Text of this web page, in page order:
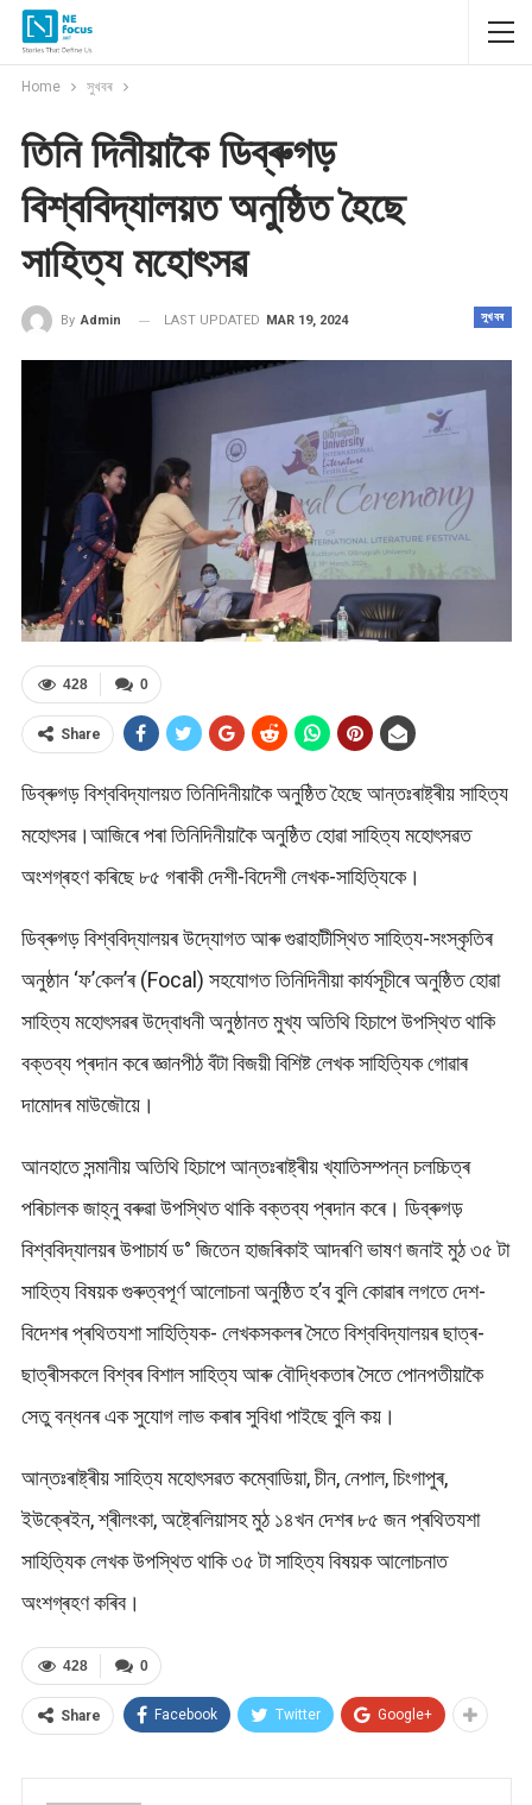
Home সুখবৰ
তিনি দিনীয়াকৈ ডিব্ৰুগড়
বিশ্ববিদ্যালয়ত অনুষ্ঠিত হৈছে
সাহিত্য মহোৎসৱ
সুখবৰ
By Admin LAST UPDATED MAR 19, 2024
0
428
Share
ডিব্ৰুগড় বিশ্ববিদ্যালয়ত তিনিদিনীয়াকৈ অনুষ্ঠিত হৈছে আন্তঃৰাষ্ট্ৰীয় সাহিত্য
মহোৎসৱ।আজিৰে পৰা তিনিদিনীয়াকৈ অনুষ্ঠিত হোৱা সাহিত্য মহোৎসৱত
অংশগ্ৰহণ কৰিছে ৮৫ গৰাকী দেশী-বিদেশী লেখক-সাহিত্যিকে।
ডিব্ৰুগড় বিশ্ববিদ্যালয়ৰ উদ্যোগত আৰু গুৱাহাটীস্থিত সাহিত্য-সংস্কৃতিৰ
অনুষ্ঠান ‘ফ’কেল’ৰ (Focal) সহযোগত তিনিদিনীয়া কাৰ্যসূচীৰে অনুষ্ঠিত হোৱা
সাহিত্য মহোৎসৱৰ উদ্বোধনী অনুষ্ঠানত মুখ্য অতিথি হিচাপে উপস্থিত থাকি
বক্তব্য প্ৰদান কৰে জ্ঞানপীঠ বঁটা বিজয়ী বিশিষ্ট লেখক সাহিত্যিক গোৱাৰ
দামোদৰ মাউজৌয়ে।
আনহাতে সন্মানীয় অতিথি হিচাপে আন্তঃৰাষ্ট্ৰীয় খ্যাতিসম্পন্ন চলচ্চিত্ৰ
পৰিচালক জাহ্নু বৰুৱা উপস্থিত থাকি বক্তব্য প্ৰদান কৰে। ডিব্ৰুগড়
বিশ্ববিদ্যালয়ৰ উপাচাৰ্য ড° জিতেন হাজৰিকাই আদৰণি ভাষণ জনাই মুঠ ৩৫ টা
সাহিত্য বিষয়ক গুৰুত্বপূৰ্ণ আলোচনা অনুষ্ঠিত হ’ব বুলি কোৱাৰ লগতে দেশ-
বিদেশৰ প্ৰথিতযশা সাহিত্যিক- লেখকসকলৰ সৈতে বিশ্ববিদ্যালয়ৰ ছাত্ৰ-
ছাত্ৰীসকলে বিশ্বৰ বিশাল সাহিত্য আৰু বৌদ্ধিকতাৰ সৈতে পোনপতীয়াকৈ
সেতু বন্ধনৰ এক সুযোগ লাভ কৰাৰ সুবিধা পাইছে বুলি কয়।
আন্তঃৰাষ্ট্ৰীয় সাহিত্য মহোৎসৱত কম্বোডিয়া, চীন, নেপাল, চিংগাপুৰ,
ইউক্ৰেইন, শ্ৰীলংকা, অষ্ট্ৰেলিয়াসহ মুঠ ১৪খন দেশৰ ৮৫ জন প্ৰথিতযশা
সাহিত্যিক লেখক উপস্থিত থাকি ৩৫ টা সাহিত্য বিষয়ক আলোচনাত
অংশগ্ৰহণ কৰিব।
0
428
Share Facebook Twitter Google+